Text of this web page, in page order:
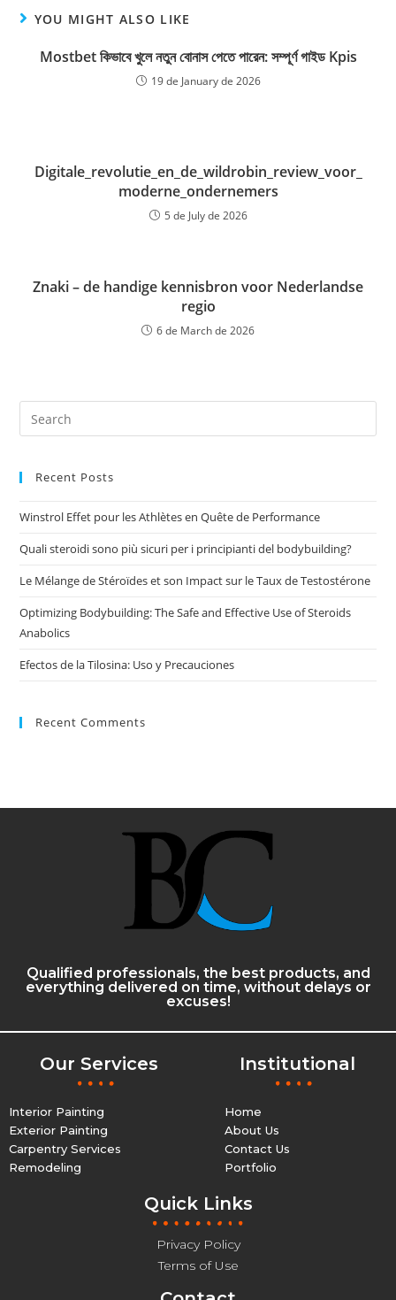
YOU MIGHT ALSO LIKE
Mostbet কিভাবে খুলে নতুন বোনাস পেতে পারেন: সম্পূর্ণ গাইড Kpis
19 de January de 2026
Digitale_revolutie_en_de_wildrobin_review_voor_
moderne_ondernemers
5 de July de 2026
Znaki – de handige kennisbron voor Nederlandse
regio
6 de March de 2026
Recent Posts
Winstrol Effet pour les Athlètes en Quête de Performance
Quali steroidi sono più sicuri per i principianti del bodybuilding?
Le Mélange de Stéroïdes et son Impact sur le Taux de Testostérone
Optimizing Bodybuilding: The Safe and Effective Use of Steroids
Anabolics
Efectos de la Tilosina: Uso y Precauciones
Recent Comments
Qualified professionals, the best products, and
everything delivered on time, without delays or
excuses!
Our Services
Interior Painting
Exterior Painting
Carpentry Services
Remodeling
Institutional
Home
About Us
Contact Us
Portfolio
Quick Links
Privacy Policy
Terms of Use